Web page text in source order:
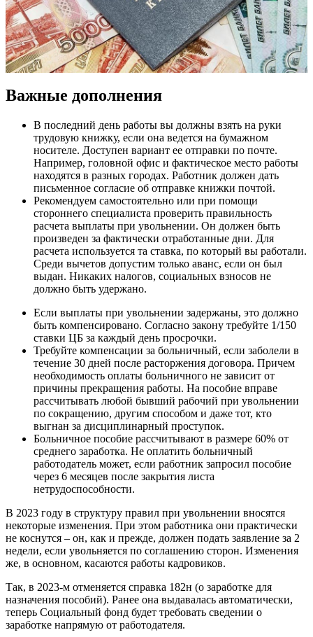
Важные дополнения
В последний день работы вы должны взять на руки
трудовую книжку, если она ведется на бумажном
носителе. Доступен вариант ее отправки по почте.
Например, головной офис и фактическое место работы
находятся в разных городах. Работник должен дать
письменное согласие об отправке книжки почтой.
Рекомендуем самостоятельно или при помощи
стороннего специалиста проверить правильность
расчета выплаты при увольнении. Он должен быть
произведен за фактически отработанные дни. Для
расчета используется та ставка, по который вы работали.
Среди вычетов допустим только аванс, если он был
выдан. Никаких налогов, социальных взносов не
должно быть удержано.
Если выплаты при увольнении задержаны, это должно
быть компенсировано. Согласно закону требуйте 1/150
ставки ЦБ за каждый день просрочки.
Требуйте компенсации за больничный, если заболели в
течение 30 дней после расторжения договора. Причем
необходимость оплаты больничного не зависит от
причины прекращения работы. На пособие вправе
рассчитывать любой бывший рабочий при увольнении
по сокращению, другим способом и даже тот, кто
выгнан за дисциплинарный проступок.
Больничное пособие рассчитывают в размере 60% от
среднего заработка. Не оплатить больничный
работодатель может, если работник запросил пособие
через 6 месяцев после закрытия листа
нетрудоспособности.
В 2023 году в структуру правил при увольнении вносятся
некоторые изменения. При этом работника они практически
не коснутся – он, как и прежде, должен подать заявление за 2
недели, если увольняется по соглашению сторон. Изменения
же, в основном, касаются работы кадровиков.
Так, в 2023-м отменяется справка 182н (о заработке для
назначения пособий). Ранее она выдавалась автоматически,
теперь Социальный фонд будет требовать сведении о
заработке напрямую от работодателя.